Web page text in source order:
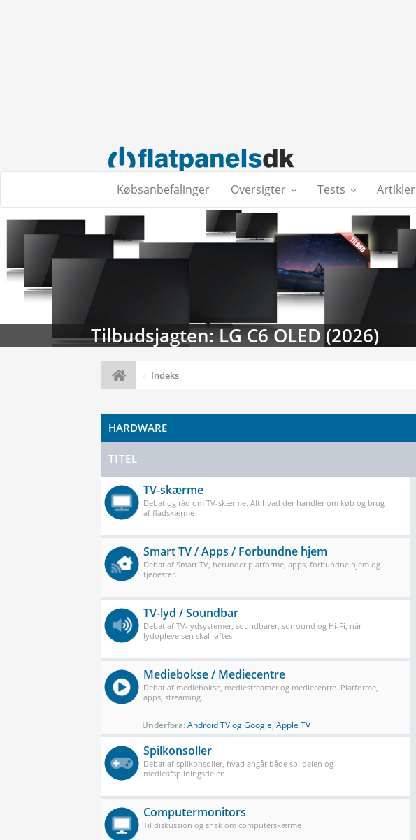
Købsanbefalinger Oversigter Tests Artikler
Streaming-kalenderen: Nyt i august
Indeks
HARDWARE
TITEL
TV-skærme
Debat og råd om TV-skærme. Alt hvad der handler om køb og brug
af fladskærme
Smart TV / Apps / Forbundne hjem
Debat af Smart TV, herunder platforme, apps, forbundne hjem og
tjenester.
TV-lyd / Soundbar
Debat af TV-lydsystemer, soundbarer, surround og Hi-Fi, når
lydoplevelsen skal løftes
Mediebokse / Mediecentre
Debat af mediebokse, mediestreamer og mediecentre. Platforme,
apps, streaming.
Underfora:Android TV og Google, Apple TV
Spilkonsoller
Debat af spilkonsoller, hvad angår både spildelen og
medieafspilningsdelen
Computermonitors
Til diskussion og snak om computerskærme